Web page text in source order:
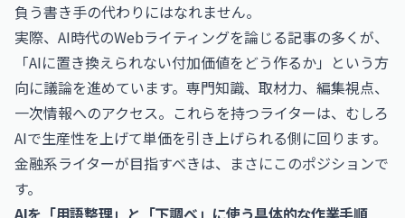
負う書き手の代わりにはなれません。
実際、AI時代のWebライティングを論じる記事の多くが、
「AIに置き換えられない付加価値をどう作るか」という方
向に議論を進めています。専門知識、取材力、編集視点、
一次情報へのアクセス。これらを持つライターは、むしろ
AIで生産性を上げて単価を引き上げられる側に回ります。
金融系ライターが目指すべきは、まさにこのポジションで
す。
AIを「用語整理」と「下調べ」に使う具体的な作業手順